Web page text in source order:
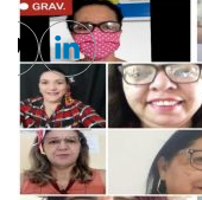
Twitter
Linkedin